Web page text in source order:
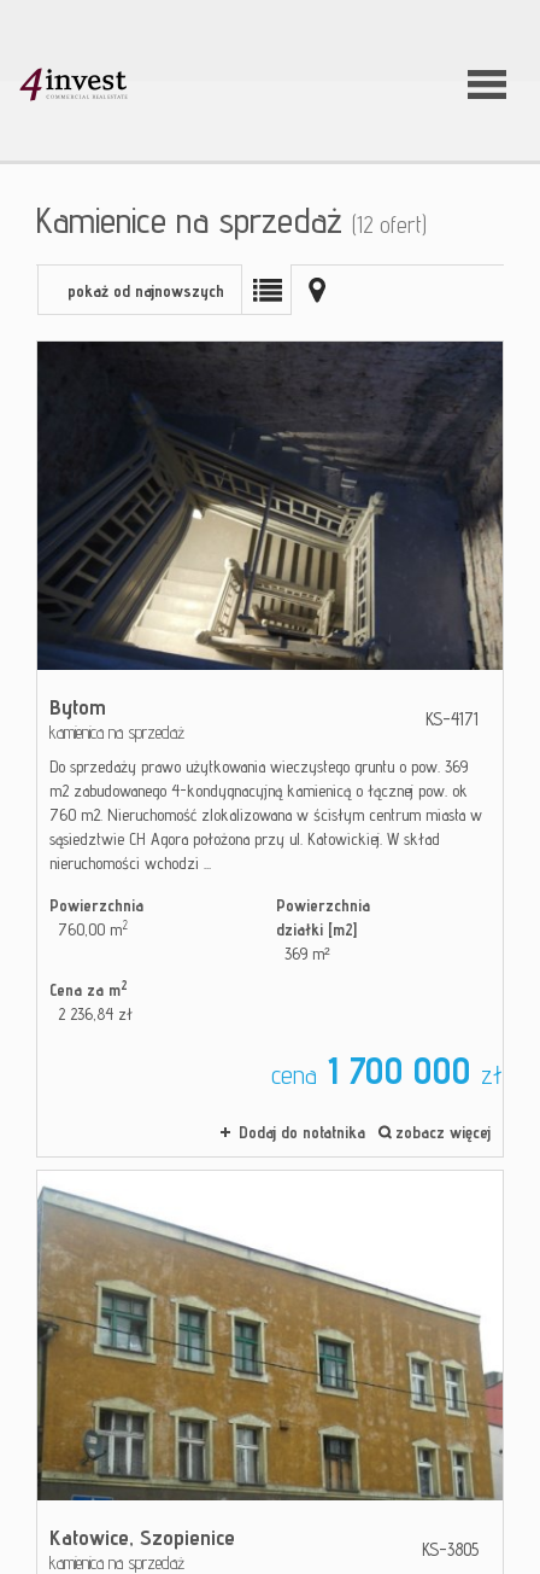
O firmie
Oferty
Kontakt
Kamienice na sprzedaż (12 ofert)
pokaż od najnowszych
Bytom
kamienica na sprzedaż
KS-4171
Do sprzedaży prawo użytkowania wieczystego gruntu o pow. 369
m2 zabudowanego 4-kondygnacyjną kamienicą o łącznej pow. ok
760 m2. Nieruchomość zlokalizowana w ścisłym centrum miasta w
sąsiedztwie CH Agora położona przy ul. Katowickiej. W skład
nieruchomości wchodzi ...
Powierzchnia
760,00 m2
Powierzchnia
działki [m2]
369 m²
Cena za m2
2 236,84 zł
cena 1 700 000 zł
Dodaj do notatnika zobacz więcej
Katowice, Szopienice
kamienica na sprzedaż
KS-3805